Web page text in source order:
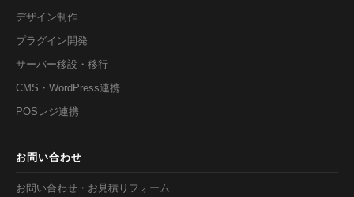
デザイン制作
プラグイン開発
サーバー移設・移行
CMS・WordPress連携
POSレジ連携
お問い合わせ
お問い合わせ・お見積りフォーム